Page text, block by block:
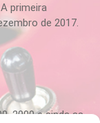
primeira
de 2017.
2000 e ainda as